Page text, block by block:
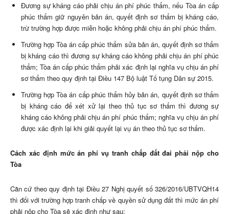
Đương sự kháng cáo phải chịu án phí phúc thẩm, nếu Tòa án cấp
phúc thẩm giữ nguyên bản án, quyết định sơ thẩm bị kháng cáo,
trừ trường hợp được miễn hoặc không phải chịu án phí phúc thẩm.
Trường hợp Tòa án cấp phúc thẩm sửa bản án, quyết định sơ thẩm
bị kháng cáo thì đương sự kháng cáo không phải chịu án phí phúc
thẩm; Tòa án cấp phúc thẩm phải xác định lại nghĩa vụ chịu án phí
sơ thẩm theo quy định tại Điều 147 Bộ luật Tố tụng Dân sự 2015.
Trường hợp Tòa án cấp phúc thẩm hủy bản án, quyết định sơ thẩm
bị kháng cáo để xét xử lại theo thủ tục sơ thẩm thì đương sự
kháng cáo không phải chịu án phí phúc thẩm; nghĩa vụ chịu án phí
được xác định lại khi giải quyết lại vụ án theo thủ tục sơ thẩm.
Cách xác định mức án phí vụ tranh chấp đất đai phải nộp cho
Tòa
Căn cứ theo quy định tại Điều 27 Nghị quyết số 326/2016/UBTVQH14
thì đối với trường hợp tranh chấp về quyền sử dụng đất thì mức án phí
phải nộp cho Tòa sẽ xác định như sau: